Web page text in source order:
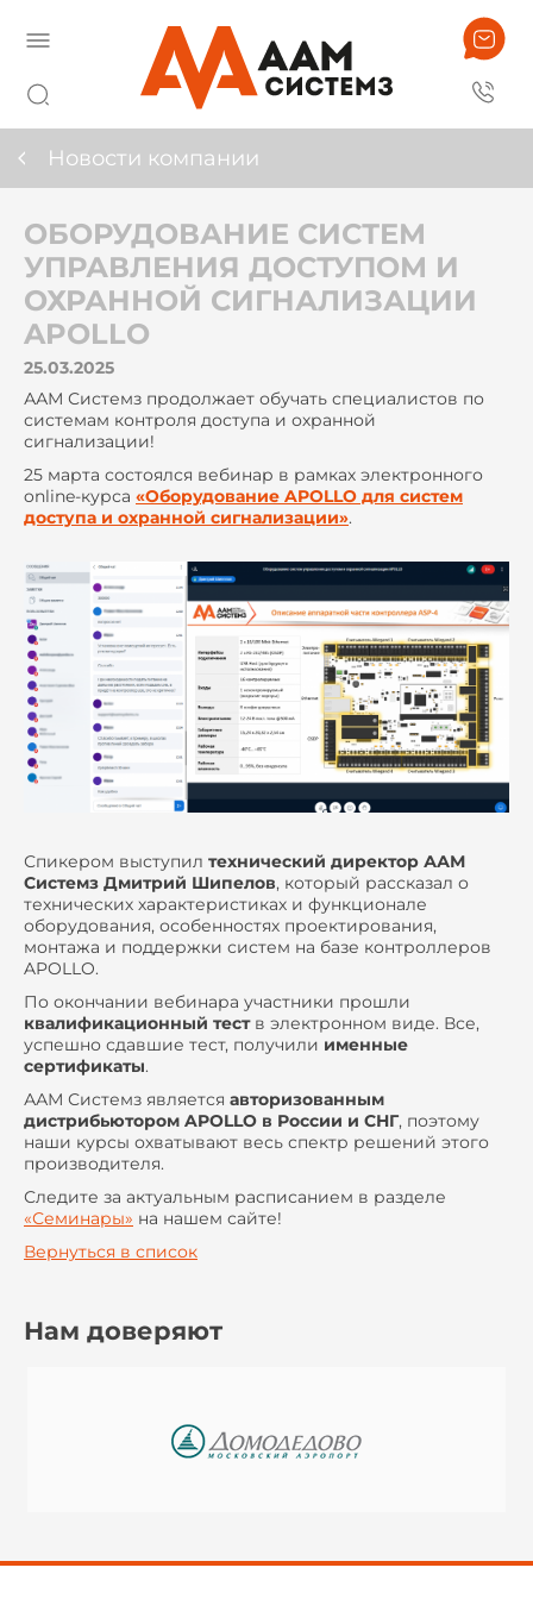
Новости компании
ОБОРУДОВАНИЕ СИСТЕМ
УПРАВЛЕНИЯ ДОСТУПОМ И
ОХРАННОЙ СИГНАЛИЗАЦИИ
APOLLO
25.03.2025
ААМ Системз продолжает обучать специалистов по
системам контроля доступа и охранной
сигнализации!
25 марта состоялся вебинар в рамках электронного
online-курса «Оборудование APOLLO для систем
доступа и охранной сигнализации».
Спикером выступил технический директор ААМ
Системз Дмитрий Шипелов, который рассказал о
технических характеристиках и функционале
оборудования, особенностях проектирования,
монтажа и поддержки систем на базе контроллеров
APOLLO.
По окончании вебинара участники прошли
квалификационный теств электронном виде. Все,
успешно сдавшие тест, получили именные
сертификаты.
ААМ Системз является авторизованным
дистрибьютором APOLLO в России и СНГ, поэтому
наши курсы охватывают весь спектр решений этого
производителя.
Следите за актуальным расписанием в разделе
«Семинары» на нашем сайте!
Вернуться в список
Нам доверяют